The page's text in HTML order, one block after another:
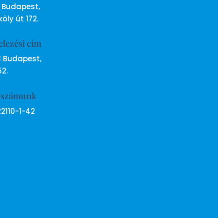
Budapest,
út 172.
cím
Budapest,
1-42